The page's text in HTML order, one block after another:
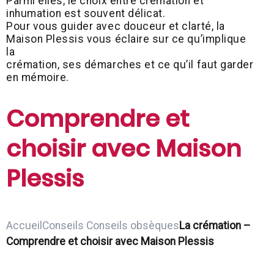
inhumation est souvent délicat.
Pour vous guider avec douceur et clarté, la
Maison Plessis vous éclaire sur ce qu’implique
la
crémation, ses démarches et ce qu’il faut garder
en mémoire.
Comprendre et
choisir avec Maison
Plessis
Accueil Conseils Conseils obsèques La crémation –
Comprendre et choisir avec Maison Plessis